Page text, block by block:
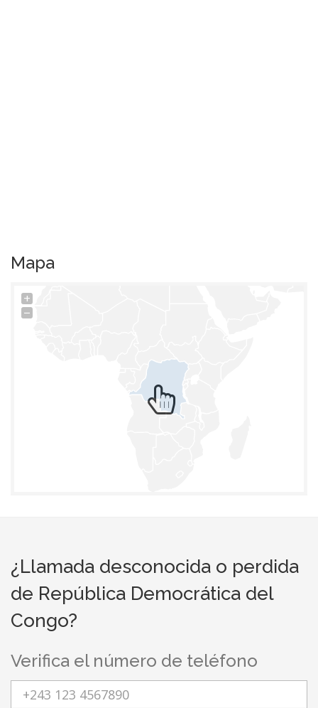
Mapa
+
−
¿Llamada desconocida o perdida
de República Democrática del
Congo?
Verifica el número de teléfono